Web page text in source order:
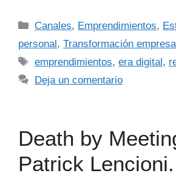
Canales, Emprendimientos,
personal, Transformación
emprendimientos,era digital,
Deja un comentario
Death by
Patrick